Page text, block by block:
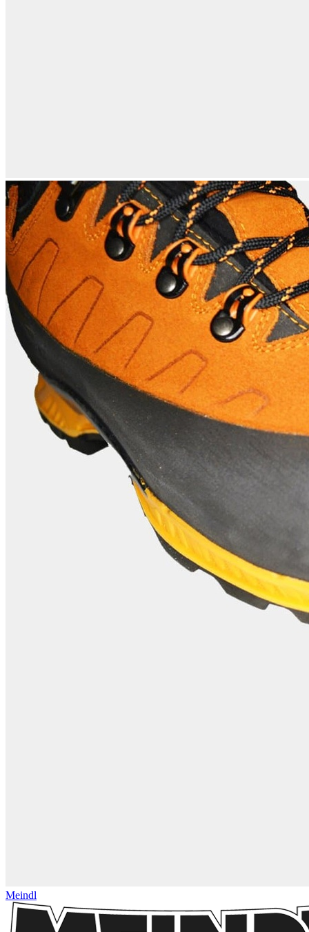
Meindl